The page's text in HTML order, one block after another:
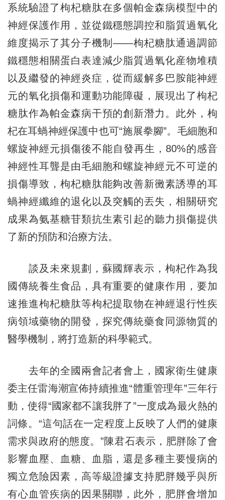
系統驗證了枸杞糖肽在多個帕金森病模型中的
神經保護作用，並從鐵穩態調控和脂質過氧化
維度揭示了其分子機制——枸杞糖肽通過調節
鐵穩態相關蛋白表達減少脂質過氧化産物堆積
以及繼發的神經炎症，從而緩解多巴胺能神經
元的氧化損傷和運動功能障礙，展現出了枸杞
糖肽作為帕金森病干預的創新潛力。此外，枸
杞在耳蝸神經保護中也可“施展拳腳”。毛細胞和
螺旋神經元損傷後不能自發再生，80%的感音
神經性耳聾是由毛細胞和螺旋神經元不可逆的
損傷導致，枸杞糖肽能夠改善新黴素誘導的耳
蝸神經纖維的退化以及突觸的丟失，相關研究
成果為氨基糖苷類抗生素引起的聽力損傷提供
了新的預防和治療方法。
談及未來規劃，蘇國輝表示，枸杞作為我
國傳統養生食品，具有重要的健康作用，要加
速推進枸杞糖肽等枸杞提取物在神經退行性疾
病領域藥物的開發，探究傳統藥食同源物質的
醫學機制，將打造新的科學範式。
去年的全國兩會記者會上，國家衛生健康
委主任雷海潮宣佈持續推進“體重管理年”三年行
動，使得“國家都不讓我胖了”一度成為最火熱的
詞條。“這句話在一定程度上反映了人們的健康
需求與政府的態度。”陳君石表示，肥胖除了會
影響血壓、血糖、血脂，還是多種主要慢病的
獨立危險因素，高等級證據支持肥胖幾乎與所
有心血管疾病的因果關聯，此外，肥胖會增加